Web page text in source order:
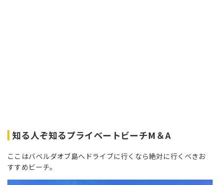
知る人ぞ知るプライベートビーチM＆A
ここはバベルダオブ島へドライブに行くなら絶対に行くべきお
すすめビーチ。